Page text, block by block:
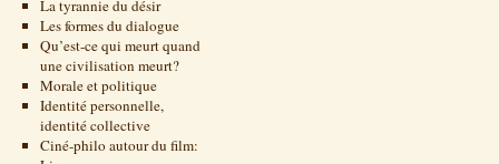
La tyrannie du désir
Les formes du dialogue
Qu’est-ce qui meurt quand
une civilisation meurt?
Morale et politique
Identité personnelle,
identité collective
Ciné-philo autour du film: